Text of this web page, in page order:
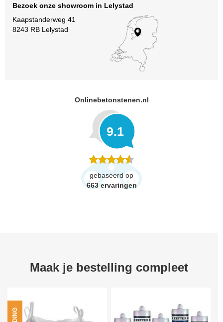
Bezoek onze showroom in Lelystad
Kaapstanderweg 41
8243 RB Lelystad
Onlinebetonstenen.nl
9.1
gebaseerd op
663 ervaringen
Maak je bestelling compleet